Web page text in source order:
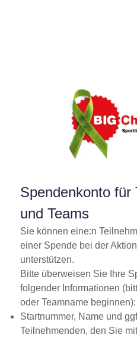
Spendenkonto für
und Teams
Sie können eine:n
einer Spende bei der Aktion
unterstützen.
Bitte überweisen Sie Ihre
folgender Informationen
oder Teamname beginnen):
Startnummer, Name und
Teilnehmenden, den Sie